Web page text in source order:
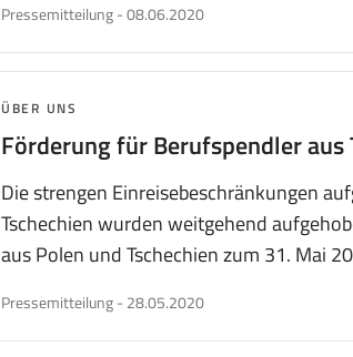
Pressemitteilungveröffentlicht
-08.06.2020
Förderung für Berufspendler aus
THEMA:
ÜBER UNS
Die strengen Einreisebeschränkungen
Tschechien wurden weitgehend
aus Polen und Tschechien zum 31. Mai
Pressemitteilungveröffentlicht
- 28.05.2020